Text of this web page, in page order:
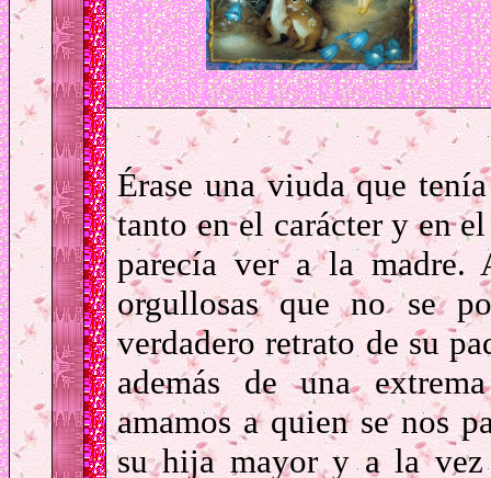
Érase una viuda que
tanto en el carácter y en
parecía ver a la madre.
orgullosas que no se
verdadero retrato de su
además de una
amamos a quien se nos
su hija mayor y a la vez